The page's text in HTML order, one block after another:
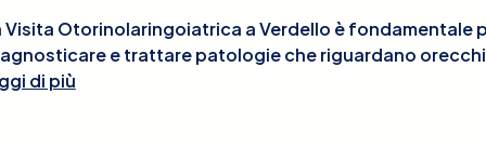
Visita Otorinolaringoiatrica a Verdello è fondamentale
e trattare patologie che riguardano
e gola. Durante la visita, l'otorinolaringoiatra
di più